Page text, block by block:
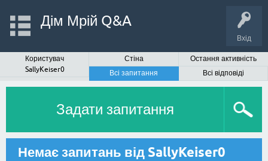
Вхід
Дім Мрій Q&A
Користувач
SallyKeiser0
Стіна
Остання активність
Всі запитання
Всі відповіді
Задати запитання
Немає запитань від SallyKeiser0